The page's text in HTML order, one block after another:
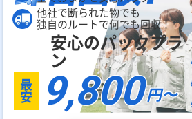
他社で断られた物でも
独自のルートで何でも回収！
安心のパックプラ
ン
最
安 9,800円〜